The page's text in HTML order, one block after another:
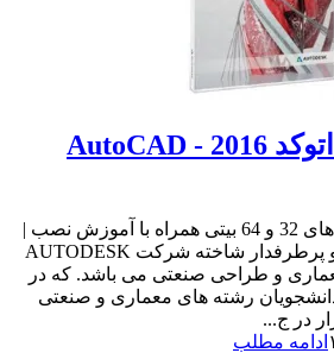
دانلود نرم افزار اتوکد 2016 - AutoCAD
| دانلود اتوکد 2016 نسخه های 32 و 64 بیتی همراه با آموزش نصب |
اتوکد نرم افزار معروف و پرطرفدار شاخته شرکت AUTODESK
و طراحی صنعتی می باشد. که در
رشته های معماری و صنعتی
در ج...
ادامه مطلب